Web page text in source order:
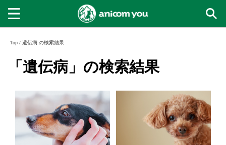
Top / 遺伝病 の検索結果
「遺伝病」の検索結果